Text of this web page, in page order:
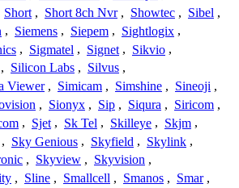
Short , Short 8ch Nvr , Showtec , Sibel ,
, Siemens , Siepem , Sightlogix ,
, Sigmatel , Signet , Sikvio ,
, Silicon Labs , Silvus ,
Viewer , Simicam , Simshine , Sineoji ,
, Sionyx , Sip , Siqura , Siricom ,
, Sjet , Sk Tel , Skilleye , Skjm ,
, Sky Genious , Skyfield , Skylink ,
, Skyview , Skyvision ,
, Sline , Smallcell , Smanos , Smar ,